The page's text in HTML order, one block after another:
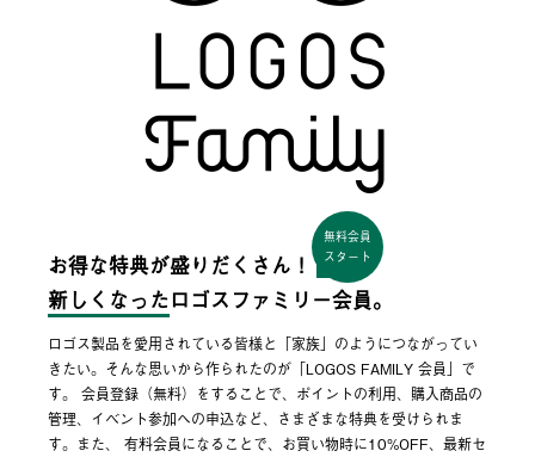
お得な特典が盛りだくさん！
無料会員
スタート
新しくなった ロゴスファミリー会員。
ロゴス製品を愛用されている皆様と「家族」のようにつながってい
きたい。そんな思いから作られたのが「LOGOS FAMILY 会員」で
す。 会員登録（無料）をすることで、ポイントの利用、購入商品の
管理、イベント参加への申込など、さまざまな特典を受けられま
す。また、 有料会員になることで、お買い物時に10%OFF、最新セ